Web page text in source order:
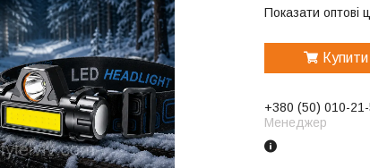
Показати оптові
Купити
+380 (50) 010-
Менеджер